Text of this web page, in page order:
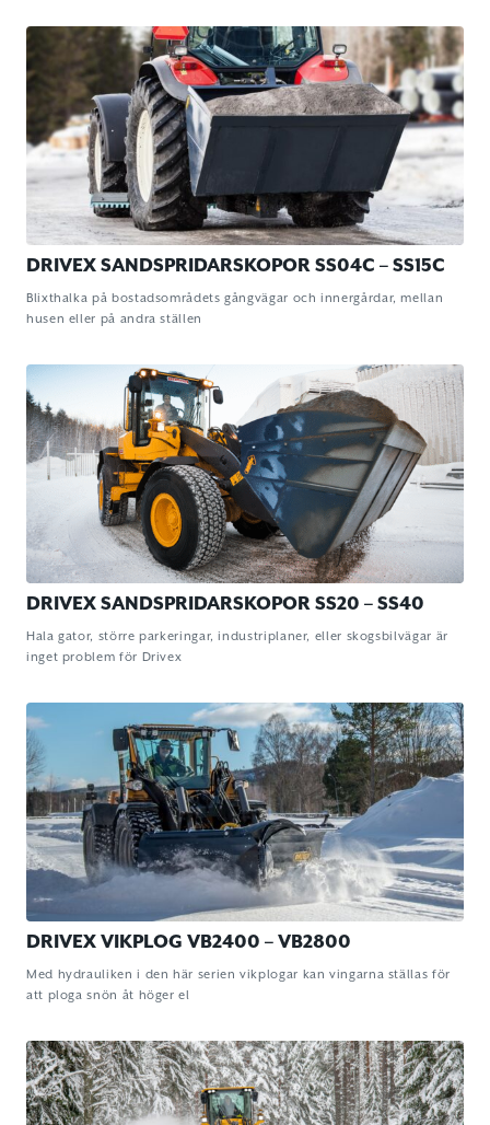
DRIVEX SANDSPRIDARSKOPOR SS04C – SS15C
Blixthalka på bostadsområdets gångvägar och innergårdar, mellan
husen eller på andra ställen
DRIVEX SANDSPRIDARSKOPOR SS20 – SS40
Hala gator, större parkeringar, industriplaner, eller skogsbilvägar är
inget problem för Drivex
DRIVEX VIKPLOG VB2400 – VB2800
Med hydrauliken i den här serien vikplogar kan vingarna ställas för
att ploga snön åt höger el